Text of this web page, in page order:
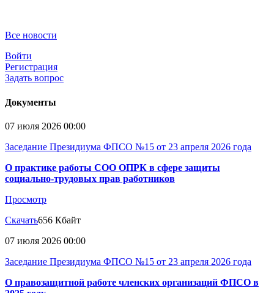
Все новости
Войти
Регистрация
Задать вопрос
Документы
07 июля 2026 00:00
Заседание Президиума ФПСО №15 от 23 апреля 2026 года
О практике работы СОО ОПРК в сфере защиты
социально-трудовых прав работников
Просмотр
Скачать656 Кбайт
07 июля 2026 00:00
Заседание Президиума ФПСО №15 от 23 апреля 2026 года
О правозащитной работе членских организаций ФПСО в